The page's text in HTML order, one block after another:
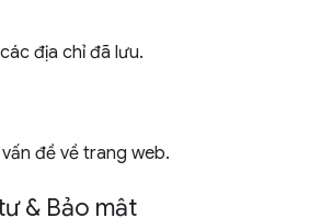
địa chỉ đã lưu.
đề về trang web.
& Bảo mật